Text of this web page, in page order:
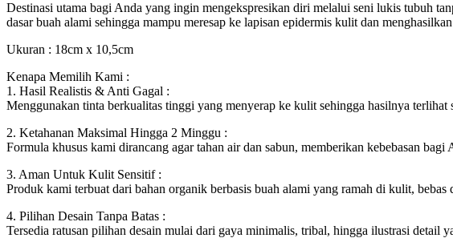
Destinasi utama bagi Anda yang ingin mengekspresikan diri melalui seni lukis tubuh
dasar buah alami sehingga mampu meresap ke lapisan epidermis kulit dan
Ukuran : 18cm x 10,5cm
Kenapa Memilih Kami :
1. Hasil Realistis & Anti Gagal :
Menggunakan tinta berkualitas tinggi yang menyerap ke kulit sehingga hasilnya
2. Ketahanan Maksimal Hingga 2 Minggu :
Formula khusus kami dirancang agar tahan air dan sabun, memberikan kebebasan
3. Aman Untuk Kulit Sensitif :
Produk kami terbuat dari bahan organik berbasis buah alami yang ramah di kulit,
4. Pilihan Desain Tanpa Batas :
Tersedia ratusan pilihan desain mulai dari gaya minimalis, tribal, hingga ilustrasi detail